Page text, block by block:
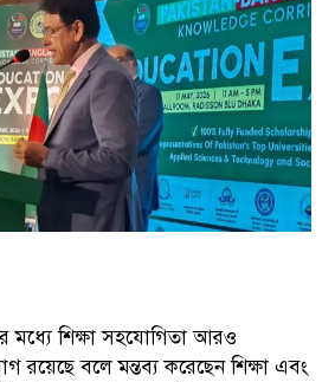
মধ্যে শিক্ষা সহযোগিতা আরও
রয়েছে বলে মন্তব্য করেছেন শিক্ষা এবং